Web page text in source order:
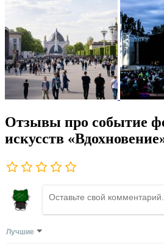
Отзывы про событие
искусств
Лучшие